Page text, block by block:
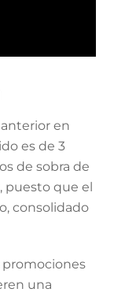
en
es de 3
de sobra de
puesto que el
consolidado
promociones
una